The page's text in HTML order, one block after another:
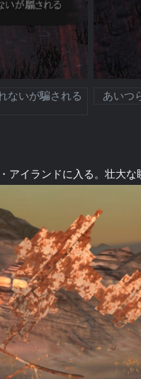
ないが騙される
あいつ
イランドに入る。壮大な